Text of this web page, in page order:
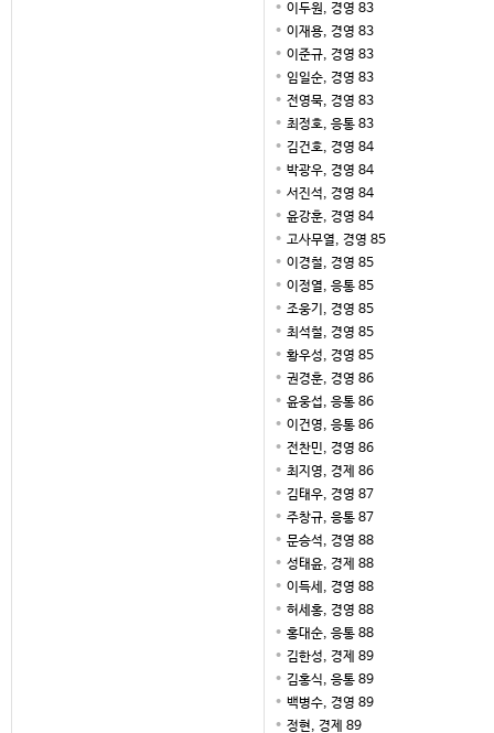
이두원, 경영 83
이재용, 경영 83
이준규, 경영 83
임일순, 경영 83
전영묵, 경영 83
최정호, 응통 83
김건호, 경영 84
박광우, 경영 84
서진석, 경영 84
윤강훈, 경영 84
고사무열, 경영 85
이경철, 경영 85
이정열, 응통 85
조웅기, 경영 85
최석철, 경영 85
황우성, 경영 85
권경훈, 경영 86
윤웅섭, 응통 86
이건영, 응통 86
전찬민, 경영 86
최지영, 경제 86
김태우, 경영 87
주창규, 응통 87
문승석, 경영 88
성태윤, 경제 88
이득세, 경영 88
허세홍, 경영 88
홍대순, 응통 88
김한성, 경제 89
김홍식, 응통 89
백병수, 경영 89
정현, 경제 89